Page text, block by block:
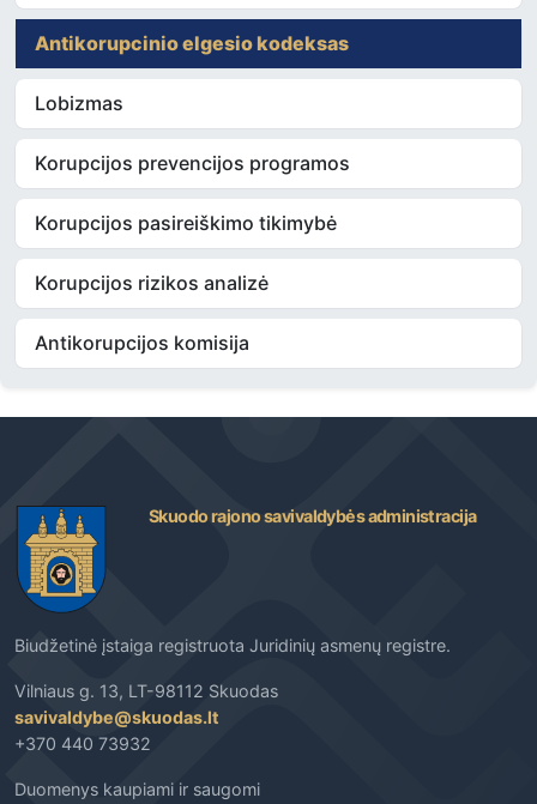
Antikorupcinio elgesio kodeksas
Lobizmas
Korupcijos prevencijos programos
Korupcijos pasireiškimo tikimybė
Korupcijos rizikos analizė
Antikorupcijos komisija
Skuodo rajono savivaldybės administracija
Biudžetinė įstaiga registruota Juridinių asmenų registre.
Vilniaus g. 13, LT-98112 Skuodas
savivaldybe@skuodas.lt
+370 440 73932
Duomenys kaupiami ir saugomi